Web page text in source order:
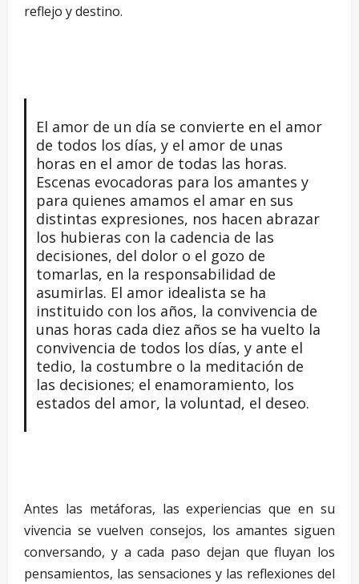
reflejo y destino.
El amor de un día se convierte en el amor
de todos los días, y el amor de unas
horas en el amor de todas las horas.
Escenas evocadoras para los amantes y
para quienes amamos el amar en sus
distintas expresiones, nos hacen abrazar
los hubieras con la cadencia de las
decisiones, del dolor o el gozo de
tomarlas, en la responsabilidad de
asumirlas. El amor idealista se ha
instituido con los años, la convivencia de
unas horas cada diez años se ha vuelto la
convivencia de todos los días, y ante el
tedio, la costumbre o la meditación de
las decisiones; el enamoramiento, los
estados del amor, la voluntad, el deseo.
Antes las metáforas, las experiencias que en su
vivencia se vuelven consejos, los amantes siguen
conversando, y a cada paso dejan que fluyan los
pensamientos, las sensaciones y las reflexiones del